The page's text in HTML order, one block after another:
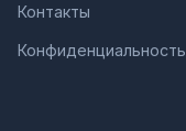
Контакты
Конфиденциальность